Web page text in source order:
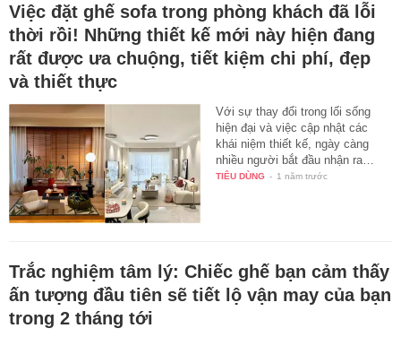
Việc đặt ghế sofa trong phòng khách đã lỗi
thời rồi! Những thiết kế mới này hiện đang
rất được ưa chuộng, tiết kiệm chi phí, đẹp
và thiết thực
Với sự thay đổi trong lối sống
hiện đại và việc cập nhật các
khái niệm thiết kế, ngày càng
nhiều người bắt đầu nhận ra…
TIÊU DÙNG - 1 năm trước
Trắc nghiệm tâm lý: Chiếc ghế bạn cảm thấy
ấn tượng đầu tiên sẽ tiết lộ vận may của bạn
trong 2 tháng tới